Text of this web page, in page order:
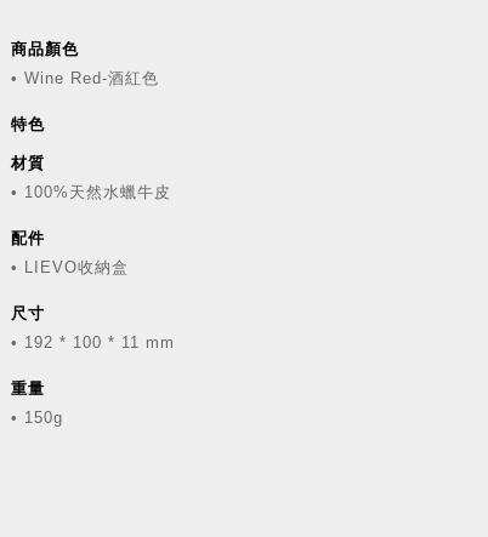
商品顏色
• Wine Red-酒紅色
特色
材質
• 100%天然水蠟牛皮
配件
• LIEVO收納盒
尺寸
• 192 * 100 * 11 mm
重量
• 150g